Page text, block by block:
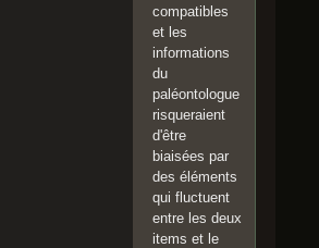
compatibles
et les
informations
du
paléontologue
risqueraient
d'être
biaisées par
des éléments
qui fluctuent
entre les deux
items et le